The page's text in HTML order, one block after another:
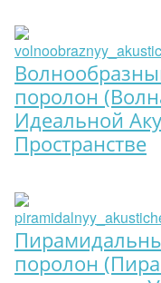
поролон
Идеальной
Пространстве
поролон